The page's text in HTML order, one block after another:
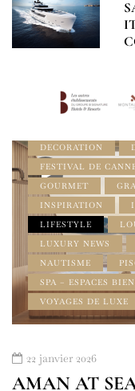
BEST OF LUXE
BRANDS
DECORATION
FESTIVAL DE
GOURMET
INSPIRATION
LIFESTYLE
LUXURY NEWS
NAUTISME
SPA – ESPACES
VOYAGES DE LUXE
22 janvier 2026
AMAN AT